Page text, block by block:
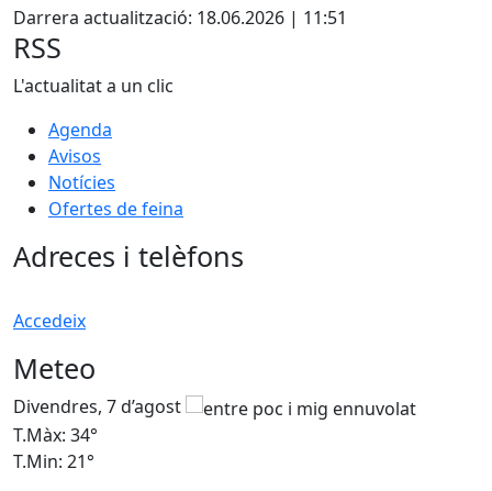
+
−
Darrera actualització: 18.06.2026 | 11:51
RSS
L'actualitat a un clic
Agenda
Avisos
Notícies
Ofertes de feina
Adreces i telèfons
Accedeix
Meteo
Divendres, 7 d’agost
T.Màx: 34°
T.Min: 21°